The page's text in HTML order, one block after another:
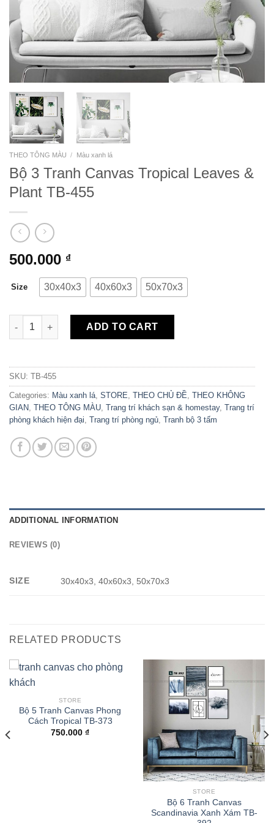
THEO TÔNG MÀU / Màu xanh lá
Bộ 3 Tranh Canvas Tropical Leaves &
Plant TB-455
500.000 ₫
Size 30x40x3 40x60x3 50x70x3
Bộ 3 Tranh Canvas Tropical Leaves & Plant TB-455 quantity
ADD TO CART
SKU: TB-455
Categories: Màu xanh lá, STORE, THEO CHỦ ĐỀ, THEO KHÔNG
GIAN, THEO TÔNG MÀU, Trang trí khách sạn & homestay, Trang trí
phòng khách hiện đại, Trang trí phòng ngủ, Tranh bộ 3 tấm
ADDITIONAL INFORMATION
REVIEWS (0)
SIZE 30x40x3, 40x60x3, 50x70x3
RELATED PRODUCTS
STORE
Bộ 5 Tranh Canvas Phong
Cách Tropical TB-373
750.000 ₫
STORE
Bộ 6 Tranh Canvas
Scandinavia Xanh Xám TB-